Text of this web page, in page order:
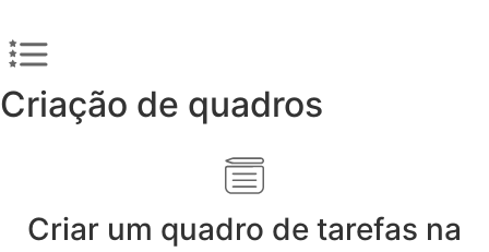
Criação de quadros
Criar um quadro de tarefas na